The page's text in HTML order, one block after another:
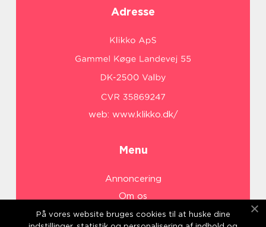
Adresse
web: www.klikko.dk/
Menu
Annoncering
Om os
Cookies
På vores website bruges cookies til at huske dine